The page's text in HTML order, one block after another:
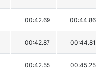
00:42.69 00:44.86
00:42.87 00:44.81
00:42.55 00:45.25